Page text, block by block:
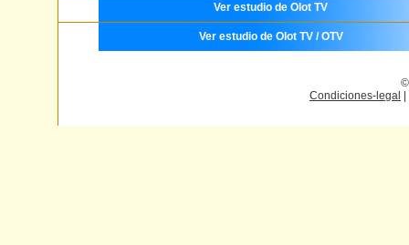
Ver estudio de Olot TV
Ver estudio de Olot TV / OTV
©
Condiciones-legal